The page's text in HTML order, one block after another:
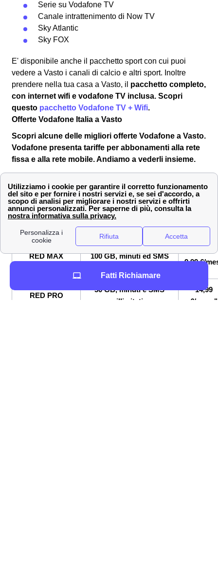
Serie su Vodafone TV
Canale intrattenimento di Now TV
Sky Atlantic
Sky FOX
E' disponibile anche il pacchetto sport con cui puoi
vedere a Vasto i canali di calcio e altri sport. Inoltre
prendere nella tua casa a Vasto, il pacchetto completo,
con internet wifi e vodafone TV inclusa. Scopri
questo pacchetto Vodafone TV + Wifi.
Offerte Vodafone Italia a Vasto
Scopri alcune delle migliori offerte Vodafone a Vasto.
Vodafone presenta tariffe per abbonamenti alla rete
fissa e alla rete mobile. Andiamo a vederli insieme.
Qui i cittadini vastesi possono trovare sicuramente
un'offerta per giga, minuti ed sms che sia adatta alle
loro abitudini di utilizzo dello smartphone.
SERVIZI INCLUSI
COSTO
RED MAX
100 GB, minuti ed SMS
9,99 €/
RED PRO
50 GB, minuti e SMS
illimitati
14,99
€/mese"
Fatti Richiamare